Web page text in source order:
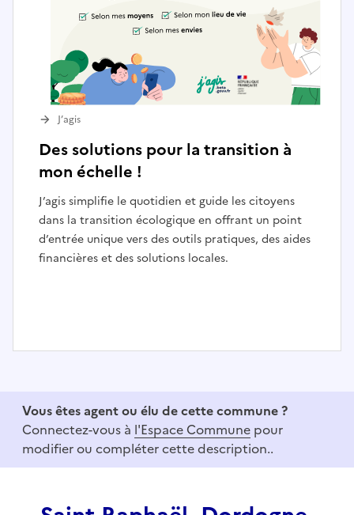
Des solutions pour la transition à
mon échelle !
J’agis simplifie le quotidien et guide les citoyens
dans la transition écologique en offrant un point
d’entrée unique vers des outils pratiques, des aides
financières et des solutions locales.
J’agis
f
Vous êtes agent ou élu de cette commune ?
Connectez-vous à l'Espace Commune pour
modifier ou compléter cette description..